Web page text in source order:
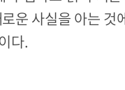
운 사실을 아는
다.